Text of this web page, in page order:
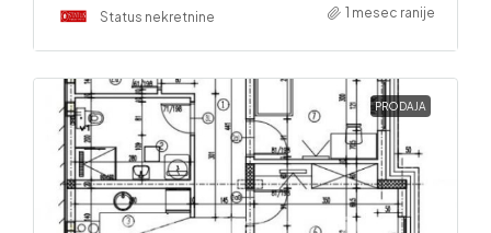
Status nekretnine 1 mesec ranije
PRODAJA